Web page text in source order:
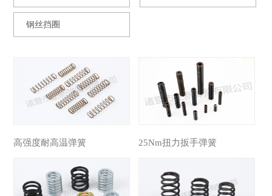
钢丝挡圈
高强度耐高温弹簧 25Nm扭力扳手弹簧